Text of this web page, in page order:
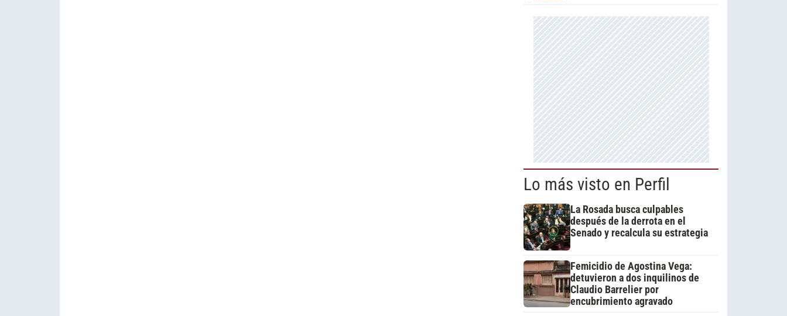
Lo más visto en Perfil
La Rosada busca culpables
después de la derrota en el
Senado y recalcula su estrategia
Femicidio de Agostina Vega:
detuvieron a dos inquilinos de
Claudio Barrelier por
encubrimiento agravado